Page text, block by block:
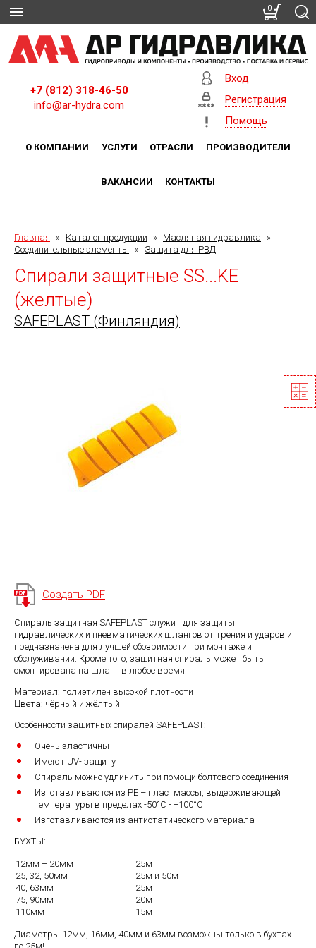
+7 (812) 318-46-50
info@ar-hydra.com
Вход
Регистрация
Помощь
О КОМПАНИИ УСЛУГИ ОТРАСЛИ ПРОИЗВОДИТЕЛИ
ВАКАНСИИ КОНТАКТЫ
Главная » Каталог продукции » Масляная гидравлика
»
Соединительные элементы
» Защита для РВД
Спирали защитные SS...KE
(желтые)
SAFEPLAST (Финляндия)
Создать PDF
Спираль защитная SAFEPLAST служит для защиты
гидравлических и пневматических шлангов от трения и ударов и
предназначена для лучшей обозримости при монтаже и
обслуживании. Кроме того, защитная спираль может быть
смонтирована на шланг в любое время.
Материал: полиэтилен высокой плотности
Цвета: чёрный и жёлтый
Особенности защитных спиралей SAFEPLAST:
Очень эластичны
Имеют UV- защиту
Спираль можно удлинить при помощи болтового соединения
Изготавливаются из РЕ – пластмассы, выдерживающей
температуры в пределах -50°C - +100°C
Изготавливаются из антистатического материала
БУХТЫ:
12мм – 20мм
25, 32, 50мм
40, 63мм
75, 90мм
110мм
25м
25м и 50м
25м
20м
15м
Диаметры 12мм, 16мм, 40мм и 63мм возможны только в бухтах
0